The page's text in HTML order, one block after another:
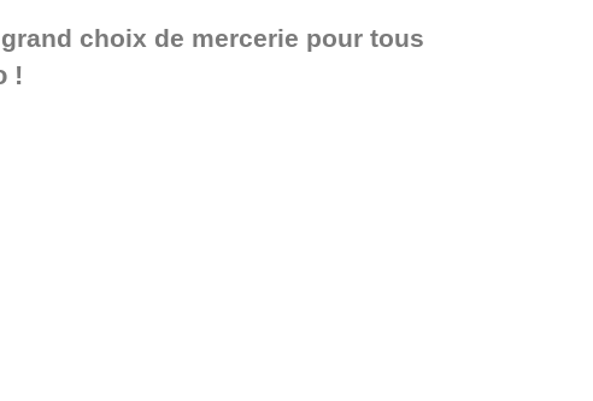
choix de mercerie pour tous
!